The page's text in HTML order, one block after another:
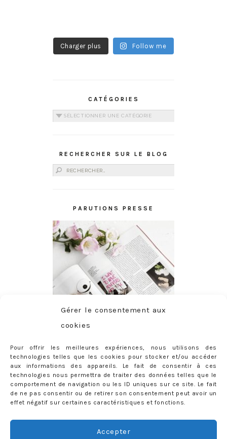
Gérer le consentement aux
cookies
Pour offrir les meilleures expériences, nous utilisons des
technologies telles que les cookies pour stocker et/ou accéder
aux informations des appareils. Le fait de consentir à ces
technologies nous permettra de traiter des données telles que le
comportement de navigation ou les ID uniques sur ce site. Le fait
de ne pas consentir ou de retirer son consentement peut avoir un
effet négatif sur certaines caractéristiques et fonctions.
Accepter
Charger plus Follow me
CATÉGORIES
Catégories
RECHERCHER SUR LE BLOG
Rechercher :
PARUTIONS PRESSE
ABONNEMENT
Adresse